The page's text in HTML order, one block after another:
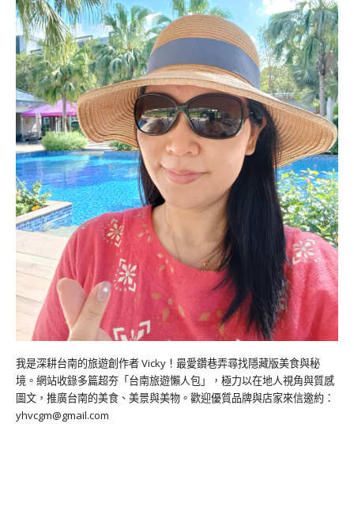
我是深耕台南的旅遊創作者 Vicky！最愛鑽巷弄尋找隱藏版美食與秘
境。網站收錄多篇超夯「台南旅遊懶人包」，極力以在地人視角與質感
圖文，推廣台南的美食、美景與美物。歡迎優質品牌與店家來信邀約：
yhvcgm@gmail.com